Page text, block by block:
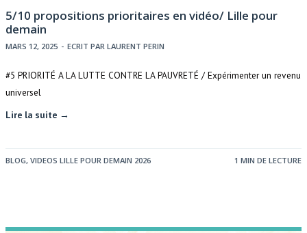
5/10 propositions prioritaires en vidéo/ Lille pour
demain
MARS 12, 2025 - ECRIT PAR LAURENT PERIN
#5 PRIORITÉ A LA LUTTE CONTRE LA PAUVRETÉ / Expérimenter un revenu
universel
Lire la suite →
BLOG, VIDEOS LILLE POUR DEMAIN 2026 1 MIN DE LECTURE